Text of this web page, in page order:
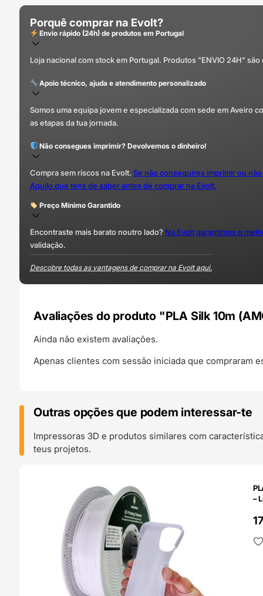
Porquê comprar na Evolt?
Envio rápido (24h) de produtos em Portugal
Loja nacional com stock em Portugal. Produtos "ENVIO 24H"
Apoio técnico, ajuda e atendimento personalizado
Somos uma equipa jovem e especializada com sede em Aveiro
as etapas da tua jornada.
Não consegues imprimir? Devolvemos o dinheiro!
Compra sem riscos na Evolt. Se não conseguires imprimir ou
Aquilo que tens de saber antes de comprar na Evolt.
Preço Mínimo Garantido
Encontraste mais barato noutro lado? Na Evolt garantimos o
validação.
Descobre todas as vantagens de comprar na Evolt aqui.
Avaliações do produto "PLA Silk 10m
Ainda não existem avaliações.
Apenas clientes com sessão iniciada que compraram
Outras opções que podem interessar-te
Impressoras 3D e produtos similares com
teus projetos.
–